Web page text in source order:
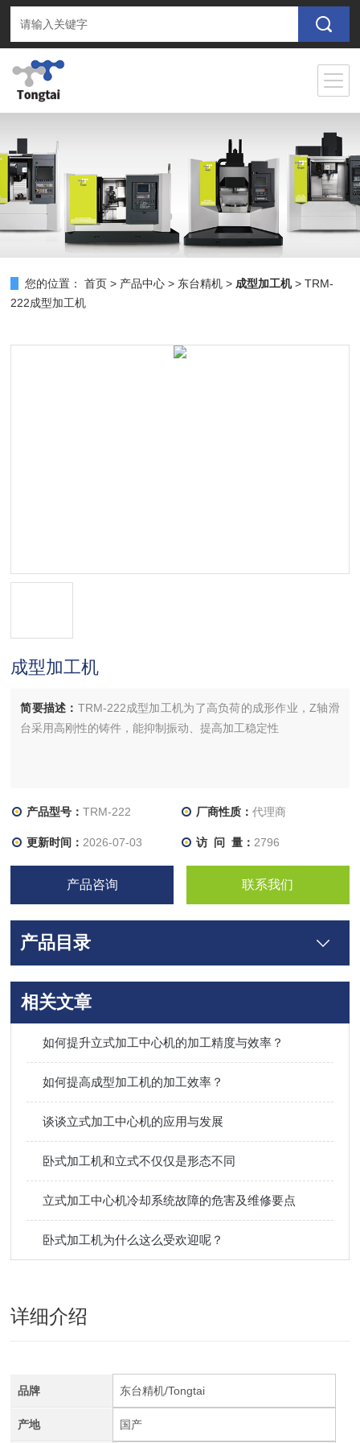
您的位置： 首页 > 产品中心 > 东台精机 > 成型加工机> TRM-
222成型加工机
成型加工机
简要描述： TRM-222成型加工机为了高负荷的成形作业，Z轴滑
台采用高刚性的铸件，能抑制振动、提高加工稳定性
产品型号：TRM-222 厂商性质： 代理商
更新时间： 2026-07-03 访 问 量： 2796
产品咨询 联系我们
产品目录
相关文章
如何提升立式加工中心机的加工精度与效率？
如何提高成型加工机的加工效率？
谈谈立式加工中心机的应用与发展
卧式加工机和立式不仅仅是形态不同
立式加工中心机冷却系统故障的危害及维修要点
卧式加工机为什么这么受欢迎呢？
详细介绍
品牌 东台精机/Tongtai
产地 国产